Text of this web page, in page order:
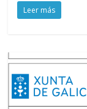
Leer más